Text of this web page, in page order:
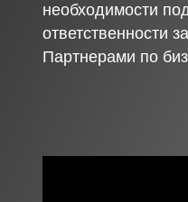
необходимости
ответственности
Партнерами по